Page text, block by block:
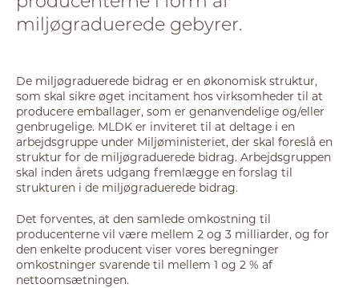
miljøgraduerede gebyrer.
De miljøgraduerede bidrag er en økonomisk struktur,
som skal sikre øget incitament hos virksomheder til at
producere emballager, som er genanvendelige og/eller
genbrugelige. MLDK er inviteret til at deltage i en
arbejdsgruppe under Miljøministeriet, der skal foreslå en
struktur for de miljøgraduerede bidrag. Arbejdsgruppen
skal inden årets udgang fremlægge en forslag til
strukturen i de miljøgraduerede bidrag.
Det forventes, at den samlede omkostning til
producenterne vil være mellem 2 og 3 milliarder, og for
den enkelte producent viser vores beregninger
omkostninger svarende til mellem 1 og 2 % af
nettoomsætningen.